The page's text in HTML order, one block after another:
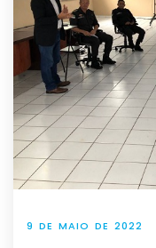
9 DE MAIO DE 2022